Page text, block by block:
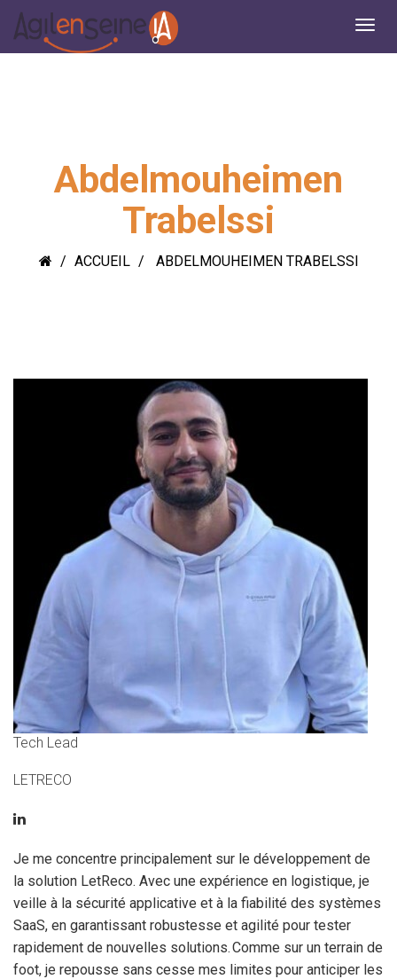
Abdelmouheimen
Trabelssi
ACCUEIL ABDELMOUHEIMEN TRABELSSI
Tech Lead
LETRECO
Je me concentre principalement sur le développement de
la solution LetReco. Avec une expérience en logistique, je
veille à la sécurité applicative et à la fiabilité des systèmes
SaaS, en garantissant robustesse et agilité pour tester
rapidement de nouvelles solutions. Comme sur un terrain de
foot, je repousse sans cesse mes limites pour anticiper les